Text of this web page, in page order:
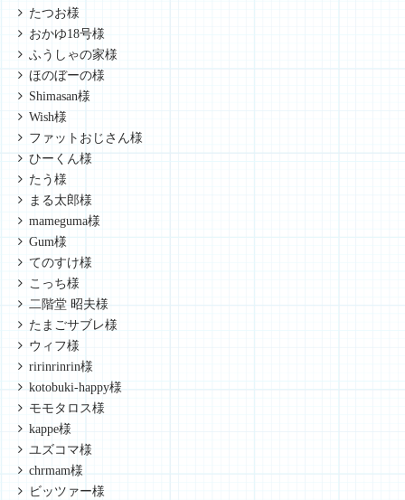
たつお様
おかゆ18号様
ふうしゃの家様
ほのぼーの様
Shimasan様
Wish様
ファットおじさん様
ひーくん様
たう様
まる太郎様
mameguma様
Gum様
てのすけ様
こっち様
二階堂 昭夫様
たまごサブレ様
ウィフ様
ririnrinrin様
kotobuki-happy様
モモタロス様
kappe様
ユズコマ様
chrmam様
ビッツァー様